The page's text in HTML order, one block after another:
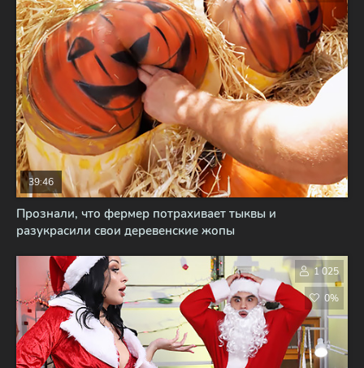
Прознали, что фермер потрахивает тыквы и
разукрасили свои деревенские жопы
39:46
1 025
0%